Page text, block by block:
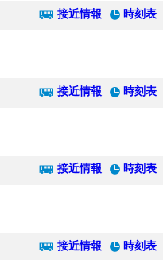
接近情報 時刻表
接近情報 時刻表
接近情報 時刻表
接近情報 時刻表